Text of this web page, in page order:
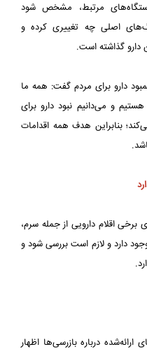
مرتبط، مشخص شود
اصلی چه تغییری کرده و
دارو گذاشته است.
دارو برای مردم گفت: همه ما
و می‌دانیم نبود دارو برای
بنابراین هدف همه اقدامات
اقلام دارویی از جمله سرم،
دارد و لازم است بررسی شود و
درباره بازرسی‌ها اظهار